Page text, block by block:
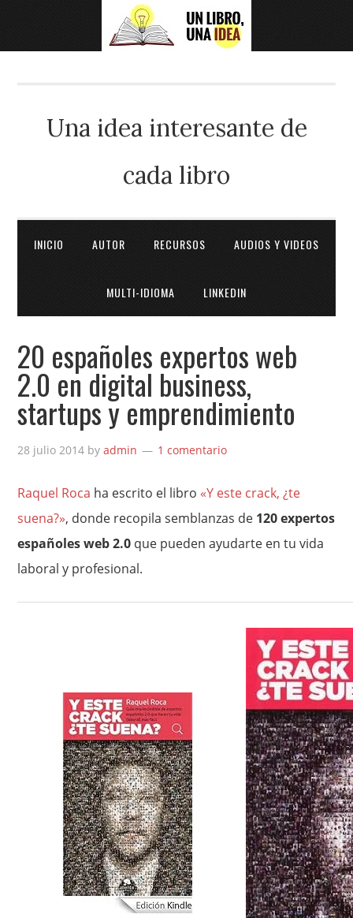
Una idea interesante de
cada libro
INICIO AUTOR RECURSOS AUDIOS Y VIDEOS
MULTI-IDIOMA LINKEDIN
20 españoles expertos web
2.0 en digital business,
startups y emprendimiento
28 julio 2014 byadmin 1 comentario
Raquel Roca ha escrito el libro «Y este crack, ¿te
suena?», donde recopila semblanzas de 120 expertos
españoles web 2.0 que pueden ayudarte en tu vida
laboral y profesional.